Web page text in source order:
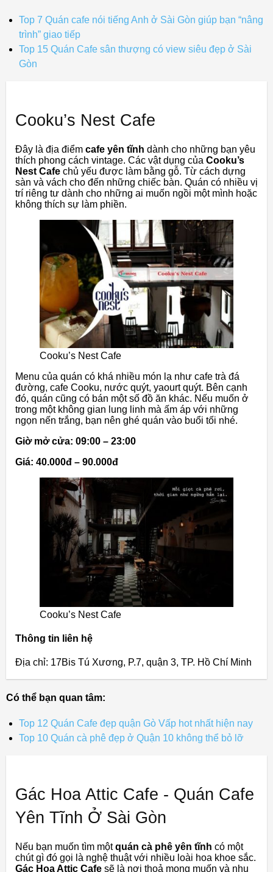
Top 7 Quán cafe nói tiếng Anh ở Sài Gòn giúp bạn “nâng
trình” giao tiếp
Top 15 Quán Cafe sân thượng có view siêu đẹp ở Sài
Gòn
Cooku’s Nest Cafe
Đây là địa điểm cafe yên tĩnh dành cho những bạn yêu
thích phong cách vintage. Các vật dụng của Cooku’s
Nest Cafe chủ yếu được làm bằng gỗ. Từ cách dựng
sàn và vách cho đến những chiếc bàn. Quán có nhiều vị
trí riêng tư dành cho những ai muốn ngồi một mình hoặc
không thích sự làm phiền.
Cooku’s Nest Cafe
Menu của quán có khá nhiều món lạ như cafe trà đá
đường, cafe Cooku, nước quýt, yaourt quýt. Bên cạnh
đó, quán cũng có bán một số đồ ăn khác. Nếu muốn ở
trong một không gian lung linh mà ấm áp với những
ngọn nến trắng, bạn nên ghé quán vào buổi tối nhé.
Giờ mở cửa: 09:00 – 23:00
Giá: 40.000đ – 90.000đ
Cooku’s Nest Cafe
Thông tin liên hệ
Địa chỉ: 17Bis Tú Xương, P.7, quận 3, TP. Hồ Chí Minh
Có thể bạn quan tâm:
Top 12 Quán Cafe đẹp quận Gò Vấp hot nhất hiện nay
Top 10 Quán cà phê đẹp ở Quận 10 không thể bỏ lỡ
Gác Hoa Attic Cafe - Quán Cafe
Yên Tĩnh Ở Sài Gòn
Nếu bạn muốn tìm mộtquán cà phê yên tĩnh có một
chút gì đó gọi là nghệ thuật với nhiều loài hoa khoe sắc.
Gác Hoa Attic Cafe sẽ là nơi thoả mong muốn và nhu